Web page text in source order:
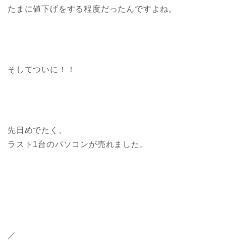
たまに値下げをする程度だったんですよね。
そしてついに！！
先日めでたく、
ラスト1台のパソコンが売れました。
／